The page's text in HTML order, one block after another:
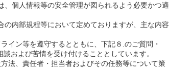
個人情報等の安全管理が図られるよう必要かつ適
内部規程等において定めておりますが、主な内容
イン等を遵守するとともに、下記８.のご質問・
および苦情を受け付けることとしています。
法、責任者・担当者およびその任務等について策